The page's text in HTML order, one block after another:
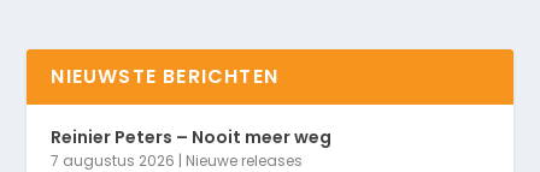
NIEUWSTE BERICHTEN
Reinier Peters – Nooit meer weg
7 augustus 2026 | Nieuwe releases